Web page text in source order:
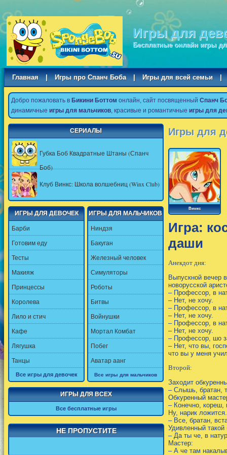
Игры для
Бесплатные онлайн игры
Главная | Игры про Спанч Боба | Игры для всей семьи |
Добро пожаловать в Бикини Боттом онлайн, сайт посвященный Спанч
динамичные игры для мальчиков, красивые и романтичные игры для
СЕРИАЛЫ
Губка Боб Квадратные Штаны (Спанч
Боб)
Клуб Винкс: Школа волшебниц (Winx Club)
ИГРЫ ДЛЯ ДЕВОЧЕК
Барби
Готовим еду
Тесты
Макияж
Принцессы
Королева
Лило и стич
Кафе
Лягушка
Танцы
Все игры для девочек
ИГРЫ ДЛЯ МАЛЬЧИКОВ
Ниндзя
Бакуган
Железный человек
Симуляторы
Роботы
Битвы
Войнушки
Мортал Комбат
Побег
Аватар аанг
Все игры для мальчиков
ИГРЫ ДЛЯ ВСЕХ
Все бесплатные игры
НЕ ПРОПУСТИТЕ
Игры для
Винкс
Игра:
даши
Анекдот дня:
Выпускной вечер
новорусской
– Профессор, в
– Нет, не хочу.
– Профессор, в
– Нет, не хочу.
– Профессор, в
– Нет, не хочу.
– Профессор, шо
– Нет, что вы,
что вы у меня
Второй:
Заходит
– Слышь, братан,
Обкуренный
– Конечно,
Ну, нарик
– Все, братан,
Удивленный такой
– Да ты че, в
Мастер:
– А че там